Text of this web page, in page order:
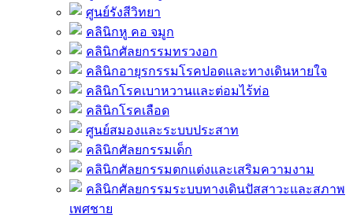
ศูนย์รังสีวิทยา
คลินิกหู คอ จมูก
คลินิกศัลยกรรมทรวงอก
คลินิกอายุรกรรมโรคปอดและทางเดินหายใจ
คลินิกโรคเบาหวานและต่อมไร้ท่อ
คลินิกโรคเลือด
ศูนย์สมองและระบบประสาท
คลินิกศัลยกรรมเด็ก
คลินิกศัลยกรรมตกแต่งและเสริมความงาม
คลินิกศัลยกรรมระบบทางเดินปัสสาวะและสภาพ
เพศชาย